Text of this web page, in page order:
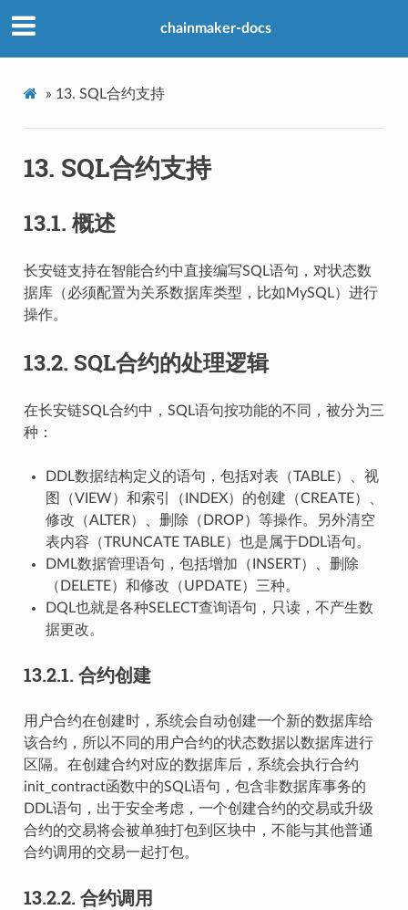
chainmaker-docs
» 13. SQL合约支持
13. SQL合约支持
13.1. 概述
长安链支持在智能合约中直接编写SQL语句，对状态数
据库（必须配置为关系数据库类型，比如MySQL）进行
操作。
13.2. SQL合约的处理逻辑
在长安链SQL合约中，SQL语句按功能的不同，被分为三
种：
DDL数据结构定义的语句，包括对表（TABLE）、视
图（VIEW）和索引（INDEX）的创建（CREATE）、
修改（ALTER）、删除（DROP）等操作。另外清空
表内容（TRUNCATE TABLE）也是属于DDL语句。
DML数据管理语句，包括增加（INSERT）、删除
（DELETE）和修改（UPDATE）三种。
DQL也就是各种SELECT查询语句，只读，不产生数
据更改。
13.2.1. 合约创建
用户合约在创建时，系统会自动创建一个新的数据库给
该合约，所以不同的用户合约的状态数据以数据库进行
区隔。在创建合约对应的数据库后，系统会执行合约
init_contract函数中的SQL语句，包含非数据库事务的
DDL语句，出于安全考虑，一个创建合约的交易或升级
合约的交易将会被单独打包到区块中，不能与其他普通
合约调用的交易一起打包。
13.2.2. 合约调用